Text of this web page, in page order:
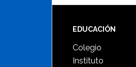
Footer
EDUCACIÓN
Colegio
Instituto